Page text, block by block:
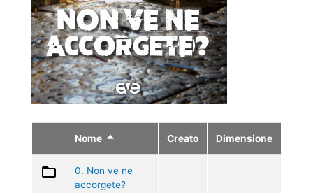
Nome Ordina
in
modo
discendente
Creato Dimensione
0. Non ve ne
accorgete?